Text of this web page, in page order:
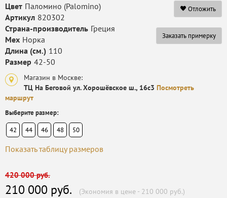
Отложить
Заказать примерку
Цвет Паломино (Palomino)
Артикул 820302
Страна-производитель Греция
Мех Норка
Длина (см.) 110
Размер 42-50
Магазин в Москве:
ТЦ На Беговой ул. Хорошёвское ш., 16с3 Посмотреть
маршрут
Выберите размер:
42
44 46 48 50
Показать таблицу размеров
420 000 руб.
210 000 руб. (Экономия в цене - 210 000 руб.)